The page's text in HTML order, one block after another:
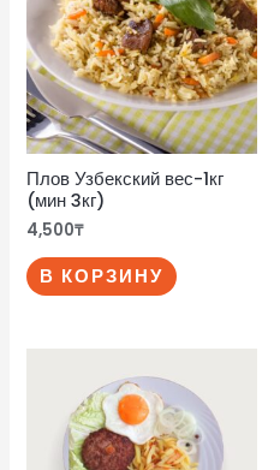
Плов Узбекский вес-1кг
(мин 3кг)
4,500₸
В КОРЗИНУ